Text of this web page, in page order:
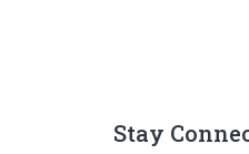
Stay